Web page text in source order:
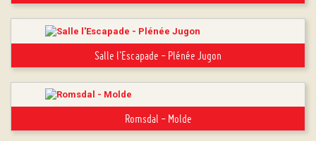
Salle l'Escapade - Plénée Jugon
Romsdal - Molde